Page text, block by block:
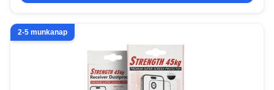
2-5 munkanap